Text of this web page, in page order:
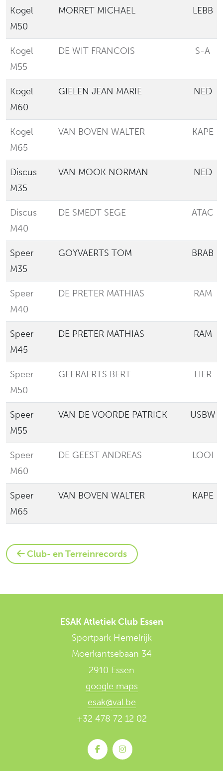
Kogel
M50
MORRET MICHAEL LEBB
Kogel
M55
DE WIT FRANCOIS S-A
Kogel
M60
GIELEN JEAN MARIE NED
Kogel
M65
VAN BOVEN WALTER KAPE
Discus
M35
VAN MOOK NORMAN NED
Discus
M40
DE SMEDT SEGE ATAC
Speer
M35
GOYVAERTS TOM BRAB
Speer
M40
DE PRETER MATHIAS RAM
Speer
M45
DE PRETER MATHIAS RAM
Speer
M50
GEERAERTS BERT LIER
Speer
M55
VAN DE VOORDE PATRICK USBW
Speer
M60
DE GEEST ANDREAS LOOI
Speer
M65
VAN BOVEN WALTER KAPE
Club- en Terreinrecords
ESAK Atletiek Club Essen
Sportpark Hemelrijk
Moerkantsebaan 34
2910 Essen
google maps
esak@val.be
+32 478 72 12 02